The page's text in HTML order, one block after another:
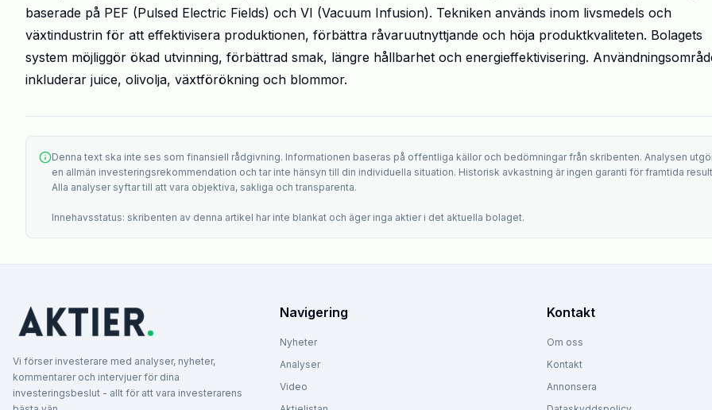
baserade på PEF (Pulsed Electric Fields) och VI (Vacuum Infusion). Tekniken används inom livsmedels och
växtindustrin för att effektivisera produktionen, förbättra råvaruutnyttjande och höja produktkvaliteten. Bolagets
system möjliggör ökad utvinning, förbättrad smak, längre hållbarhet och energieffektivisering.
inkluderar juice, olivolja, växtförökning och blommor.
Denna text ska inte ses som finansiell rådgivning. Informationen baseras på offentliga källor och bedömningar från skribenten. Analysen
en allmän investeringsrekommendation och tar inte hänsyn till din individuella situation. Historisk avkastning är ingen garanti för framtida
Alla analyser syftar till att vara objektiva, sakliga och transparenta.
Innehavsstatus: skribenten av denna artikel har inte blankat och äger inga aktier i det aktuella bolaget.
Vi förser investerare med analyser, nyheter,
kommentarer och intervjuer för dina
investeringsbeslut - allt för att vara investerarens
Navigering
Nyheter
Analyser
Video
Kontakt
Om oss
Kontakt
Annonsera